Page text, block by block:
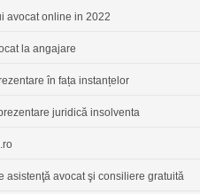
avocat online in 2022
la angajare
în fața instanțelor
juridică insolventa
asistenţă avocat şi consiliere gratuită